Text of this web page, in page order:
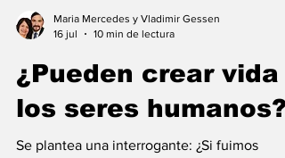
Maria Mercedes y Vladimir Gessen
10 min de lectura
¿Pueden crear vida